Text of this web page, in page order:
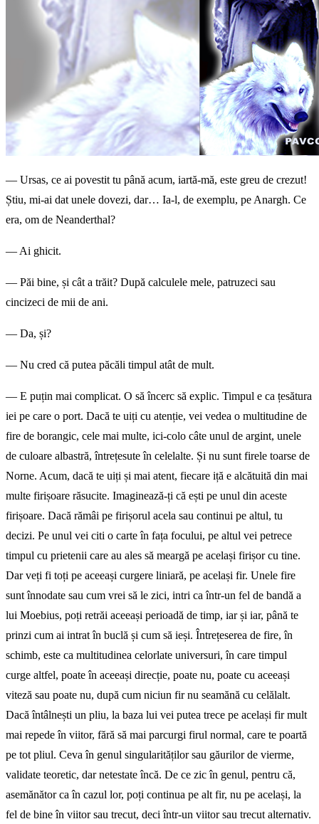
— Ursas, ce ai povestit tu până acum, iartă-mă, este greu de crezut!
Știu, mi-ai dat unele dovezi, dar… Ia-l, de exemplu, pe Anargh. Ce
era, om de Neanderthal?
— Ai ghicit.
— Păi bine, și cât a trăit? După calculele mele, patruzeci sau
cincizeci de mii de ani.
— Da, și?
— Nu cred că putea păcăli timpul atât de mult.
— E puțin mai complicat. O să încerc să explic. Timpul e ca țesătura
iei pe care o port. Dacă te uiți cu atenție, vei vedea o multitudine de
fire de borangic, cele mai multe, ici-colo câte unul de argint, unele
de culoare albastră, între­țesute în celelalte. Și nu sunt firele toarse de
Norne. Acum, dacă te uiți și mai atent, fiecare iță e alcătuită din mai
multe firișoare răsucite. Imaginează-ți că ești pe unul din aceste
firișoare. Dacă rămâi pe firișorul acela sau continui pe altul, tu
decizi. Pe unul vei citi o carte în fața focului, pe altul vei petrece
timpul cu prietenii care au ales să meargă pe același firișor cu tine.
Dar veți fi toți pe aceeași curgere liniară, pe același fir. Unele fire
sunt înno­date sau cum vrei să le zici, intri ca într-un fel de bandă a
lui Moebius, poți retrăi aceeași perioadă de timp, iar și iar, până te
prinzi cum ai intrat în buclă și cum să ieși. Întrețeserea de fire, în
schimb, este ca multitudinea celorlate universuri, în care timpul
curge altfel, poate în aceeași direcție, poate nu, poate cu aceeași
viteză sau poate nu, după cum niciun fir nu seamănă cu celălalt.
Dacă întâl­nești un pliu, la baza lui vei putea trece pe același fir mult
mai repede în viitor, fără să mai parcurgi firul normal, care te poartă
pe tot pliul. Ceva în genul singularităților sau găurilor de vierme,
validate teoretic, dar netestate încă. De ce zic în genul, pentru că,
asemănător ca în cazul lor, poți continua pe alt fir, nu pe același, la
fel de bine în viitor sau trecut, deci într-un viitor sau trecut alternativ.